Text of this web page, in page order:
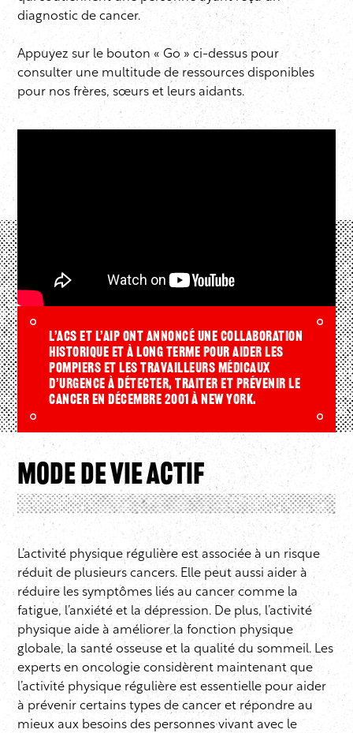
diagnostic de cancer.
Appuyez sur le bouton « Go » ci-dessus pour
consulter une multitude de ressources disponibles
pour nos frères, sœurs et leurs aidants.
L’ACS et l’AIP ont annoncé une collaboration
historique et à long terme pour aider les
pompiers et les travailleurs médicaux
d’urgence à détecter, traiter et prévenir le
cancer en décembre 2001 à New York.
Mode de vie actif
L’activité physique régulière est associée à un risque
réduit de plusieurs cancers. Elle peut aussi aider à
réduire les symptômes liés au cancer comme la
fatigue, l’anxiété et la dépression. De plus, l’activité
physique aide à améliorer la fonction physique
globale, la santé osseuse et la qualité du sommeil. Les
experts en oncologie considèrent maintenant que
l’activité physique régulière est essentielle pour aider
à prévenir certains types de cancer et répondre au
mieux aux besoins des personnes vivant avec le